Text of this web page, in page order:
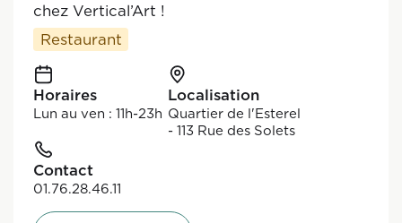
chez Vertical’Art !
Restaurant
Horaires
Lun au ven : 11h-23h
Localisation
Quartier de l'Esterel
- 113 Rue des Solets
Contact
01.76.28.46.11